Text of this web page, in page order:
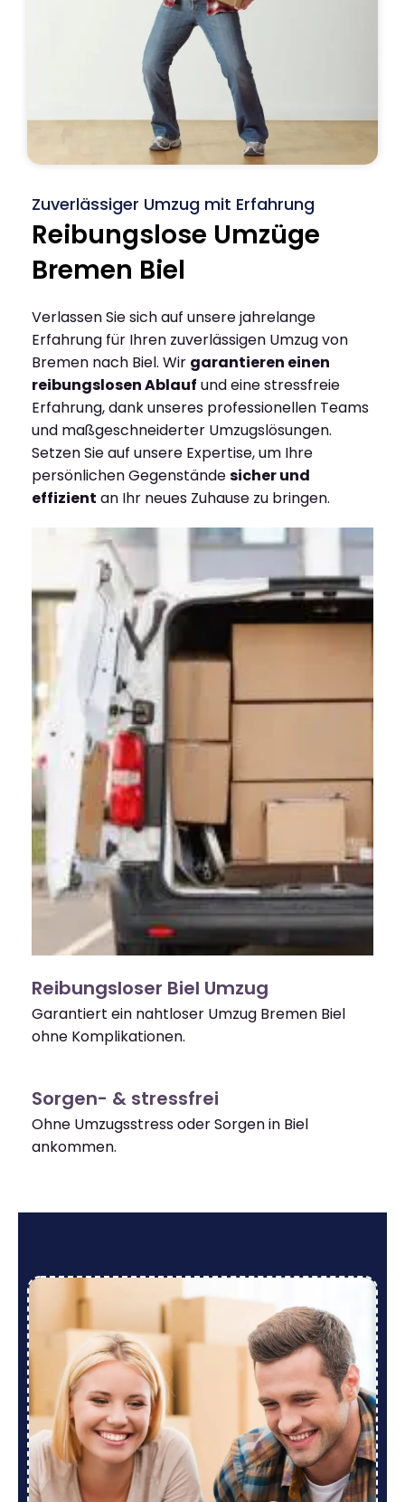
Zuverlässiger Umzug mit Erfahrung
Reibungslose Umzüge
Bremen Biel
Verlassen Sie sich auf unsere jahrelange
Erfahrung für Ihren zuverlässigen Umzug von
Bremen nach Biel. Wir garantieren einen
reibungslosen Ablauf und eine stressfreie
Erfahrung, dank unseres professionellen Teams
und maßgeschneiderter Umzugslösungen.
Setzen Sie auf unsere Expertise, um Ihre
persönlichen Gegenständesicher und
effizient an Ihr neues Zuhause zu bringen.
Reibungsloser Biel Umzug
Garantiert ein nahtloser Umzug Bremen Biel
ohne Komplikationen.
Sorgen- & stressfrei
Ohne Umzugsstress oder Sorgen in Biel
ankommen.